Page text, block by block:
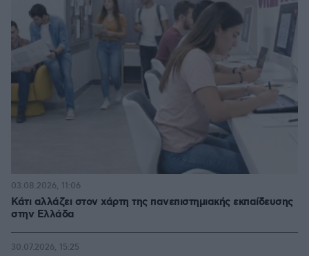
Κάτι αλλάζει στον χάρτη της πανεπιστημιακής εκπαίδευσης
στην Ελλάδα
03.08.2026, 11:06
30.07.2026, 15:25